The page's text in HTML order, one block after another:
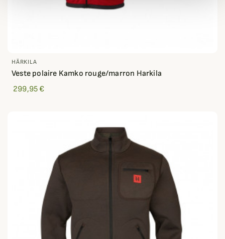
HÄRKILA
Veste polaire Kamko rouge/marron Harkila
299,95 €